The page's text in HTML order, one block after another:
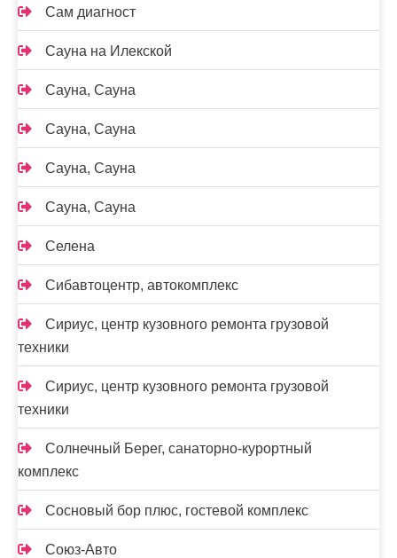
Сам диагност
Сауна на Илекской
Сауна, Сауна
Сауна, Сауна
Сауна, Сауна
Сауна, Сауна
Селена
Сибавтоцентр, автокомплекс
Сириус, центр кузовного ремонта грузовой
техники
Сириус, центр кузовного ремонта грузовой
техники
Солнечный Берег, санаторно-курортный
комплекс
Сосновый бор плюс, гостевой комплекс
Союз-Авто